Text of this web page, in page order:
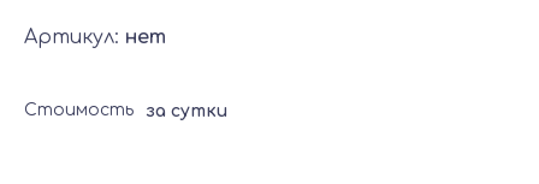
Артикул: нет
Стоимость за сутки